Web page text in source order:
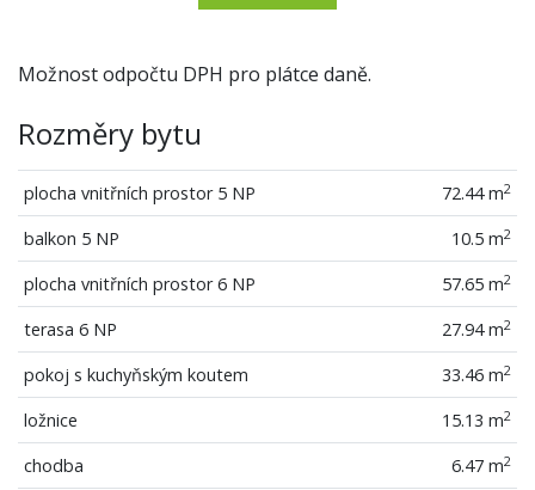
Možnost odpočtu DPH pro plátce daně.
Rozměry bytu
plocha vnitřních prostor 5 NP 72.44 m2
balkon 5 NP 10.5 m2
plocha vnitřních prostor 6 NP 57.65 m2
terasa 6 NP 27.94 m2
pokoj s kuchyňským koutem 33.46 m2
ložnice 15.13 m2
chodba 6.47 m2